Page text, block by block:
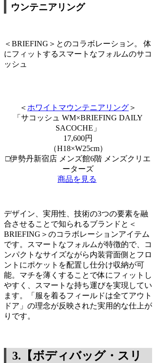
ウンテニアリング
＜BRIEFING＞とのコラボレーション。 体
にフィットするスマートなフォルムのサコ
ッシュ
＜ ホワイトマウンテニアリング ＞
「サコッシュ WM×BRIEFING DAILY
SACOCHE」
17,600円
（H18×W25cm）
□伊勢丹新宿店 メンズ館6階 メンズクリエ
ーターズ
商品を見る
デザイン、実用性、技術の3つの要素を融
合させることで知られるブランドと＜
BRIEFING＞のコラボレーションアイテム
です。スマートなフォルムが特徴的で、コ
ンパクトなサイズながら内装背面側とフロ
ントにポケットを配置し仕分け収納が可
能。マチを薄くすることで体にフィットし
やすく、スマートな持ち運びを実現してい
ます。「服を着るフィールドは全てアウト
ドア」の理念が反映された実用的な仕上が
りです。
3.【ボディバッグ・スリ